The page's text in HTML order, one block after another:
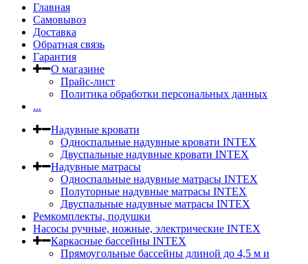
Главная
Самовывоз
Доставка
Обратная связь
Гарантия
О магазине
Прайс-лист
Политика обработки персональных данных
...
Надувные кровати
Односпальные надувные кровати INTEX
Двуспальные надувные кровати INTEX
Надувные матрасы
Односпальные надувные матрасы INTEX
Полуторные надувные матрасы INTEX
Двуспальные надувные матрасы INTEX
Ремкомплекты, подушки
Насосы ручные, ножные, электрические INTEX
Каркасные бассейны INTEX
Прямоугольные бассейны длиной до 4,5 м и